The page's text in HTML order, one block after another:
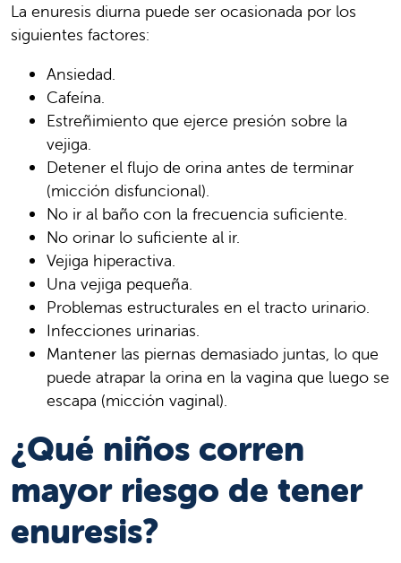
La enuresis diurna puede ser ocasionada por los
siguientes factores:
Ansiedad.
Cafeína.
Estreñimiento que ejerce presión sobre la
vejiga.
Detener el flujo de orina antes de terminar
(micción disfuncional).
No ir al baño con la frecuencia suficiente.
No orinar lo suficiente al ir.
Vejiga hiperactiva.
Una vejiga pequeña.
Problemas estructurales en el tracto urinario.
Infecciones urinarias.
Mantener las piernas demasiado juntas, lo que
puede atrapar la orina en la vagina que luego se
escapa (micción vaginal).
¿Qué niños corren
mayor riesgo de tener
enuresis?